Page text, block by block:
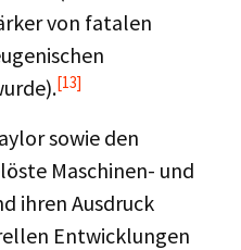
von fatalen
[13]
sowie den
Maschinen- und
ihren Ausdruck
Entwicklungen